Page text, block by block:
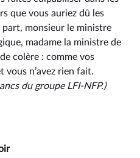
que vous auriez dû les
monsieur le ministre
madame la ministre de
colère : comme vos
vous n’avez rien fait.
dugroupeLFI-NFP.)